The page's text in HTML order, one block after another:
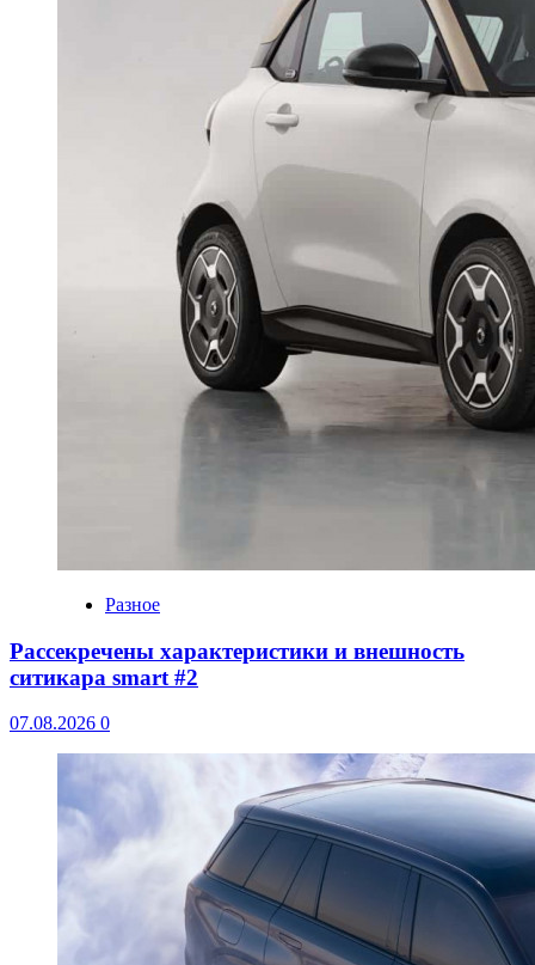
Разное
Рассекречены характеристики и внешность
ситикара smart #2
07.08.2026 0